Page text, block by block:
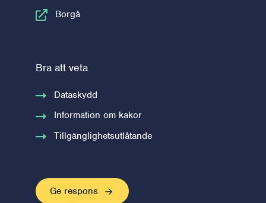
Borgå
Bra att veta
Dataskydd
Information om kakor
Tillgänglighetsutlåtande
Ge respons